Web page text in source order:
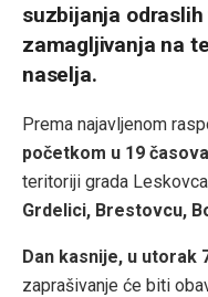
suzbijanja
zamagljivanja na
naselja.
Prema najavljenom
početkom u 19 časova
teritoriji grada
Grdelici, Brestovcu,
Dan kasnije, u utorak
zaprašivanje će biti